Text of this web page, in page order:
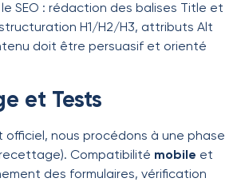
SEO : rédaction des balises Title et
H1/H2/H3, attributs Alt
doit être persuasif et orienté
et Tests
officiel, nous procédons à une phase
Compatibilité mobile et
des formulaires, vérification